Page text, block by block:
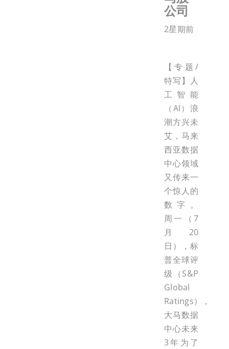
公司
2星期前
【专题/
特写】人
工智能
（AI）浪
潮方兴未
艾，马来
西亚数据
中心领域
又传来一
个惊人的
数字。
周一（7
月20
日），标
普全球评
级（S&P
Global
Ratings），
大马数据
中心未来
3年为了